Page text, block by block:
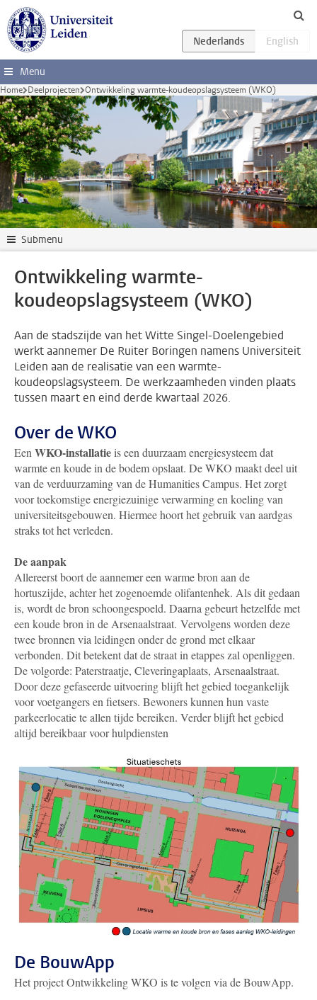
Ga direct naar de inhoud
Menu
Home Deelprojecten Ontwikkeling warmte-koudeopslagsysteem (WKO)
Submenu
Ontwikkeling warmte-
koudeopslagsysteem (WKO)
Aan de stadszijde van het Witte Singel-Doelengebied
werkt aannemer De Ruiter Boringen namens Universiteit
Leiden aan de realisatie van een warmte-
koudeopslagsysteem. De werkzaamheden vinden plaats
tussen maart en eind derde kwartaal 2026.
Over de WKO
EenWKO-installatieis een duurzaam energiesysteem dat
warmte en koude in de bodem opslaat. De WKO maakt deel uit
van de verduurzaming van de Humanities Campus. Het zorgt
voor toekomstige energiezuinige verwarming en koeling van
universiteitsgebouwen. Hiermee hoort het gebruik van aardgas
straks tot het verleden.
De aanpak
Allereerst boort de aannemer een warme bron aan de
hortuszijde, achter het zogenoemde olifantenhek. Als dit gedaan
is, wordt de bron schoongespoeld. Daarna gebeurt hetzelfde met
een koude bron in de Arsenaalstraat. Vervolgens worden deze
twee bronnen via leidingen onder de grond met elkaar
verbonden. Dit betekent dat de straat in etappes zal openliggen.
De volgorde: Paterstraatje, Cleveringaplaats, Arsenaalstraat.
Door deze gefaseerde uitvoering blijft het gebied toegankelijk
voor voetgangers en fietsers. Bewoners kunnen hun vaste
parkeerlocatie te allen tijde bereiken. Verder blijft het gebied
altijd bereikbaar voor hulpdiensten
De BouwApp
Het project Ontwikkeling WKO is te volgen via de BouwApp.